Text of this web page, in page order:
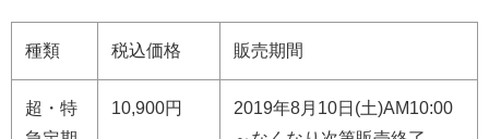
種類 税込価格 販売期間
超・特
10,900円
2019年8月10日(土)AM10:00